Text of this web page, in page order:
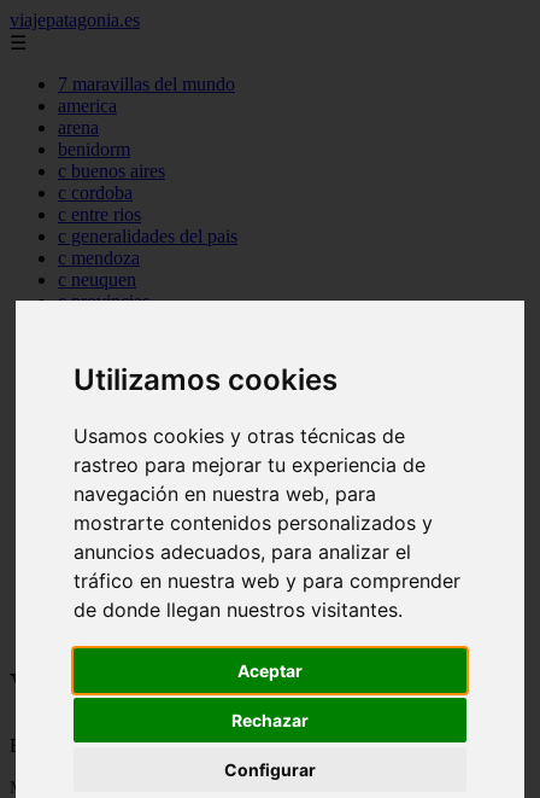
Utilizamos cookies
Usamos cookies y otras técnicas de
rastreo para mejorar tu experiencia de
navegación en nuestra web, para
mostrarte contenidos personalizados y
anuncios adecuados, para analizar el
tráfico en nuestra web y para comprender
de donde llegan nuestros visitantes.
Aceptar
Rechazar
Configurar
viajepatagonia.es
☰
7 maravillas del mundo
america
arena
benidorm
c buenos aires
c cordoba
c entre rios
c generalidades del pais
c mendoza
c neuquen
c provincias
c tierra de fuego
c tucuman
carmen
destinos
gijon
lanzarote
monumentos
naturaleza
san
Viajes a la Patagonia
Blog sobre la Patagonia en particular y sobre turismo en general
Mostrando 1 - 24 de 481 artículos